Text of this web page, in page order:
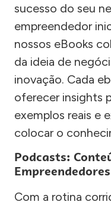
sucesso do seu
empreendedor
nossos eBooks
da ideia de
inovação. Cada
oferecer insights
exemplos reais e
colocar o
Podcasts:
Com a rotina